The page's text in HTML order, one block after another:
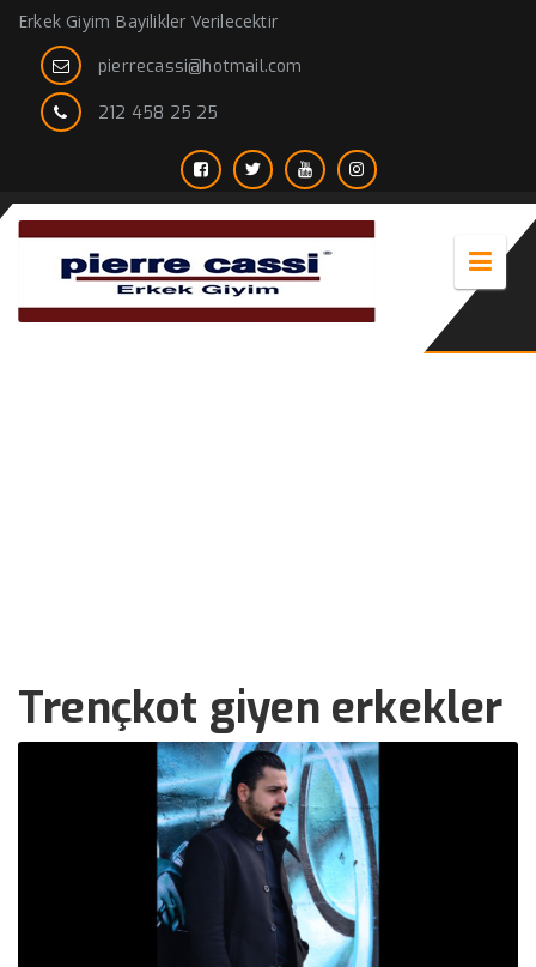
Erkek Giyim Bayilikler Verilecektir
pierrecassi@hotmail.com
212 458 25 25
Trençkot giyen erkekler